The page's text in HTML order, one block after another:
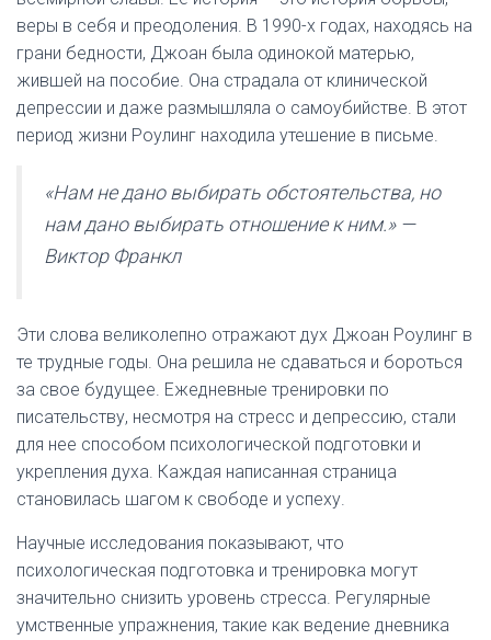
веры в себя и преодоления. В 1990-х годах, находясь на
грани бедности, Джоан была одинокой матерью,
жившей на пособие. Она страдала от клинической
депрессии и даже размышляла о самоубийстве. В этот
период жизни Роулинг находила утешение в письме.
«Нам не дано выбирать обстоятельства, но
нам дано выбирать отношение к ним.» —
Виктор Франкл
Эти слова великолепно отражают дух Джоан Роулинг в
те трудные годы. Она решила не сдаваться и бороться
за свое будущее. Ежедневные тренировки по
писательству, несмотря на стресс и депрессию, стали
для нее способом психологической подготовки и
укрепления духа. Каждая написанная страница
становилась шагом к свободе и успеху.
Научные исследования показывают, что
психологическая подготовка и тренировка могут
значительно снизить уровень стресса. Регулярные
умственные упражнения, такие как ведение дневника